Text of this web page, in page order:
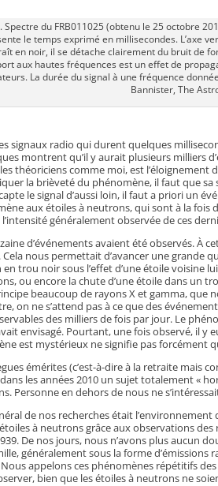
Spectre du FRB011025 (obtenu le 25 octobre
le temps exprimé en millisecondes. L’axe
en noir, il se détache clairement du bruit de
aux hautes fréquences est un effet de
La durée du signal à une fréquence
Bannister, The
signaux radio qui durent quelques
montrent qu’il y aurait plusieurs milliers
théoriciens comme moi, est l’éloignement
la brièveté du phénomène, il faut que
le signal d’aussi loin, il faut a priori un
aux étoiles à neutrons, qui sont à la fois
généralement observée de ces
d’événements avaient été observés. À
nous permettait d’avancer une grande
trou noir sous l’effet d’une étoile voisine
ou encore la chute d’une étoile dans un
beaucoup de rayons X et gamma, que
on ne s’attend pas à ce que des
des milliers de fois par jour. Le
envisagé. Pourtant, une fois observé, il
est mystérieux ne signifie pas forcément
émérites (c’est-à-dire à la retraite mais
les années 2010 un sujet totalement «
Personne en dehors de nous ne
de nos recherches était
étoiles à neutrons grâce aux observations
De nos jours, nous n’avons plus aucun
généralement sous la forme d’émissions
appelons ces phénomènes répétitifs
bien que les étoiles à neutrons ne